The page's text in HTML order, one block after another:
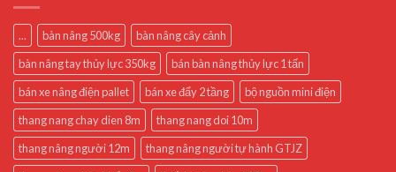
... bàn nâng 500kg
bàn nâng cây cảnh
bàn nâng tay thủy lực 350kg
bán bàn nâng thủy lực 1 tấn
bán xe nâng điện pallet
bán xe đẩy 2 tầng
bộ nguồn mini điện
thang nang chay dien 8m
thang nang doi 10m
thang nâng người 12m
thang nâng người tự hành GTJZ